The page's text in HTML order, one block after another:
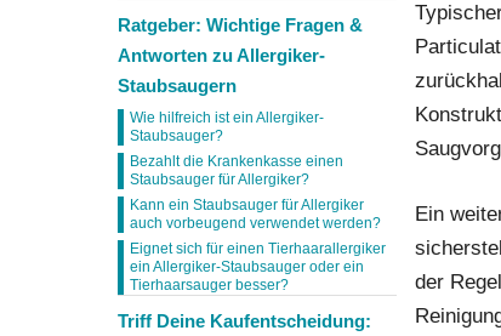
Ein
der
Ratgeber: Wichtige Fragen &
Antworten zu Allergiker-
Staubsaugern
Wie hilfreich ist ein Allergiker-
Staubsauger?
Bezahlt die Krankenkasse einen
Staubsauger für Allergiker?
Kann ein Staubsauger für Allergiker
auch vorbeugend verwendet werden?
Eignet sich für einen Tierhaarallergiker
ein Allergiker-Staubsauger oder ein
Tierhaarsauger besser?
Triff Deine Kaufentscheidung: